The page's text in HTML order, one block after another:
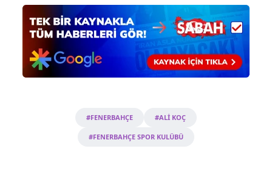
#FENERBAHÇE #ALİ KOÇ
#FENERBAHÇE SPOR KULÜBÜ